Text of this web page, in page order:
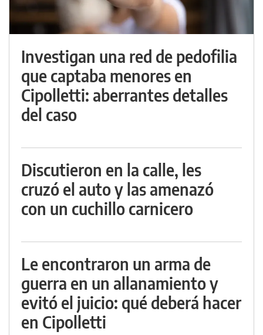
Investigan una red de pedofilia
que captaba menores en
Cipolletti: aberrantes detalles
del caso
Discutieron en la calle, les
cruzó el auto y las amenazó
con un cuchillo carnicero
Le encontraron un arma de
guerra en un allanamiento y
evitó el juicio: qué deberá hacer
en Cipolletti